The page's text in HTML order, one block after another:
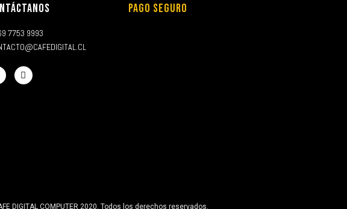
7753 9993
PAGO SEGURO
DIGITAL COMPUTER 2020. Todos los derechos reservados.